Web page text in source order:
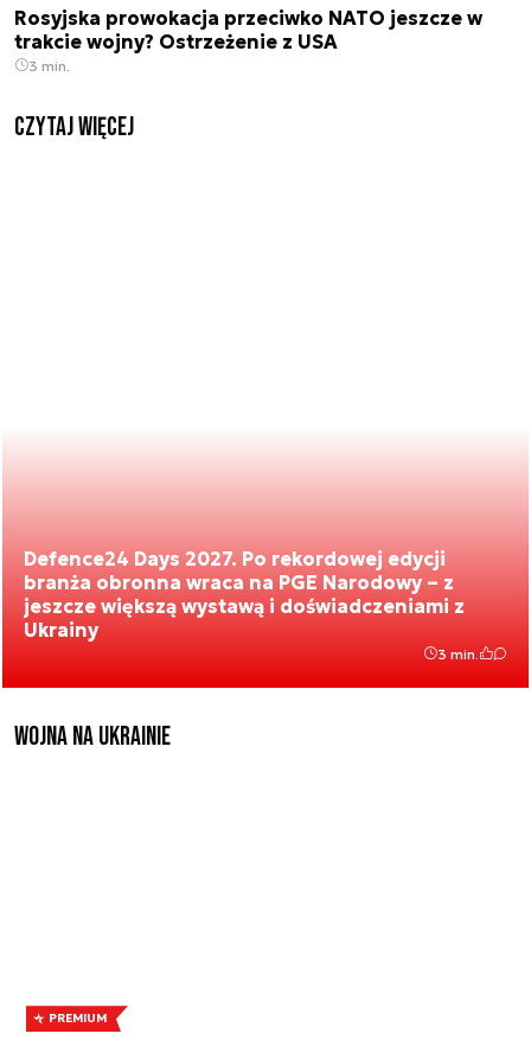
Rosyjska prowokacja przeciwko NATO jeszcze w
trakcie wojny? Ostrzeżenie z USA
3 min.
czytaj więcej
Defence24 Days 2027. Po rekordowej edycji
branża obronna wraca na PGE Narodowy – z
jeszcze większą wystawą i doświadczeniami z
Ukrainy
3 min.
Wojna na Ukrainie
PREMIUM